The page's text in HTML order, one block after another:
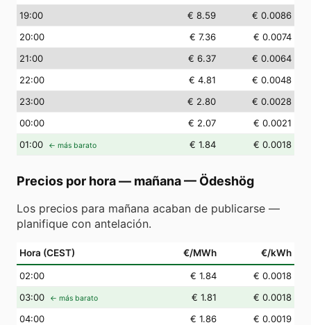
19:00 € 8.59
€ 0.0086
20:00 € 7.36
€ 0.0074
21:00 € 6.37
€ 0.0064
22:00 € 4.81
€ 0.0048
23:00 € 2.80
€ 0.0028
00:00 € 2.07
€ 0.0021
01:00 ← más barato € 1.84 € 0.0018
Precios por hora — mañana— Ödeshög
Los precios para mañana acaban de publicarse —
planifique con antelación.
Hora (CEST) €/MWh €/kWh
02:00 € 1.84
€ 0.0018
03:00 ← más barato € 1.81
€ 0.0018
04:00 € 1.86
€ 0.0019